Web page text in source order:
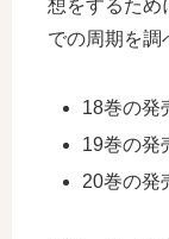
想をするため
での周期を調
18巻の発
19巻の発
20巻の発